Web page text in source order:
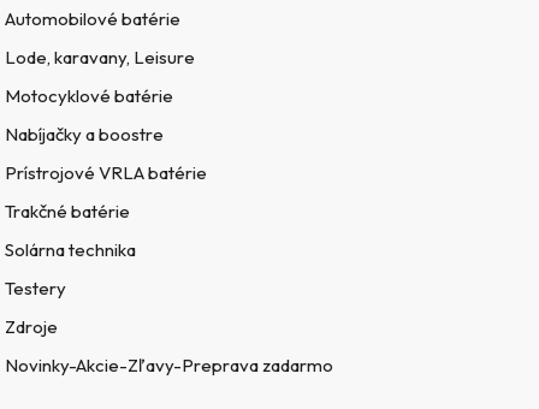
Automobilové batérie
Lode, karavany, Leisure
Motocyklové batérie
Nabíjačky a boostre
Prístrojové VRLA batérie
Trakčné batérie
Solárna technika
Testery
Zdroje
Novinky-Akcie-Zľavy-Preprava zadarmo